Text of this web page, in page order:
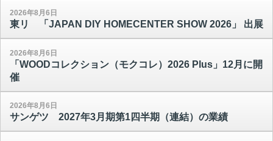
2026年8月6日
東リ 「JAPAN DIY HOMECENTER SHOW 2026」 出展
2026年8月6日
「WOODコレクション（モクコレ）2026 Plus」12月に開
催
2026年8月6日
サンゲツ 2027年3月期第1四半期（連結）の業績